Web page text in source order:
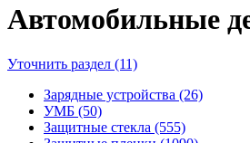
Автомобильные
Уточнить раздел (11)
Зарядные устройства (26)
УМБ (50)
Защитные стекла (555)